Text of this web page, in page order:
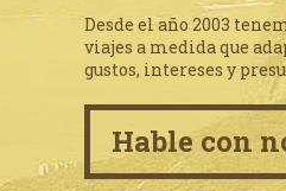
Desde el año 2003
viajes a medida que
gustos, intereses y
Hable con